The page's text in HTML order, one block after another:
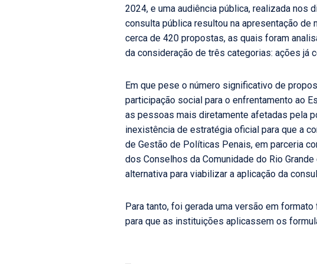
2024, e uma audiência pública, realizada nos
consulta pública resultou na apresentação
cerca de 420 propostas, as quais foram
da consideração de três categorias: ações já
Em que pese o número significativo de
participação social para o enfrentamento ao
as pessoas mais diretamente afetadas pela
inexistência de estratégia oficial para que a
de Gestão de Políticas Penais, em parceria
dos Conselhos da Comunidade do Rio
alternativa para viabilizar a aplicação da
Para tanto, foi gerada uma versão em
para que as instituições aplicassem os